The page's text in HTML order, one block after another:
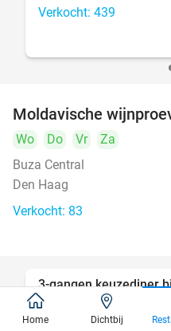
Verkocht: 439
Moldavische
Wo Do Vr
Za
Buza Central
Den Haag
Verkocht: 83
3-gangen keuzediner
Haag
Home Dichtbij